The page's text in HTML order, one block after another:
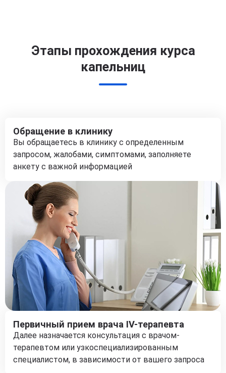
Этапы прохождения курса
капельниц
Обращение в клинику
Вы обращаетесь в клинику с определенным
запросом, жалобами, симптомами, заполняете
анкету с важной информацией
Первичный прием врача IV-терапевта
Далее назначается консультация с врачом-
терапевтом или узкоспециализированным
специалистом, в зависимости от вашего запроса